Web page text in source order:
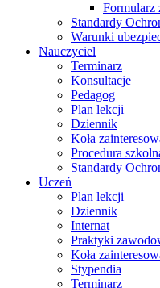
Formularz
Standardy
Warunki
Nauczyciel
Terminarz
Konsultacje
Pedagog
Plan lekcji
Dziennik
Koła
Procedura
Standardy
Uczeń
Plan lekcji
Dziennik
Internat
Praktyki
Koła
Stypendia
Terminarz